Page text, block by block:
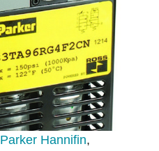
Parker Hannifin,